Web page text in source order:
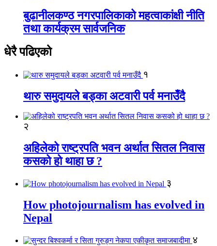
बुढानीलकण्ठ नगरपालिकाको महत्वाकांक्षी नीति
तथा कार्यक्रम सार्वजनिक
धेरै पढिएको
१
थारु समुदायले बड्का अटवारी पर्व मनाउँदै
२
अहिलेको राष्ट्रपति भवन अर्थात सितल निवास
कसको हो थाहा छ ?
३
How photojournalism has evolved in
Nepal
४